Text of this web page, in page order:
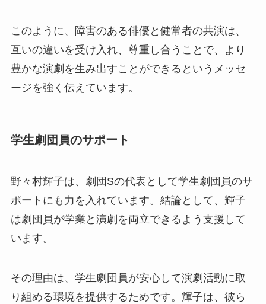
このように、障害のある俳優と健常者の共演は、
互いの違いを受け入れ、尊重し合うことで、より
豊かな演劇を生み出すことができるというメッセ
ージを強く伝えています。
学生劇団員のサポート
野々村輝子は、劇団Sの代表として学生劇団員のサ
ポートにも力を入れています。結論として、輝子
は劇団員が学業と演劇を両立できるよう支援して
います。
その理由は、学生劇団員が安心して演劇活動に取
り組める環境を提供するためです。輝子は、彼ら